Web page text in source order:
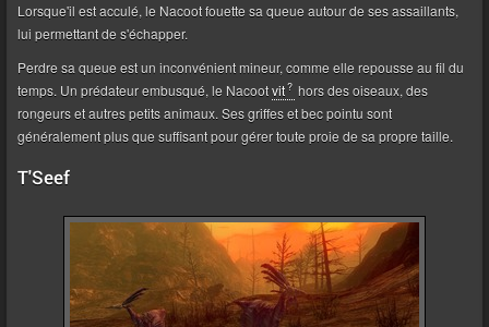
Lorsque'il est acculé, le Nacoot fouette sa queue autour de ses assaillants,
lui permettant de s'échapper.
Perdre sa queue est un inconvénient mineur, comme elle repousse au fil du
temps. Un prédateur embusqué, le Nacootvit
hors des oiseaux, des
rongeurs et autres petits animaux. Ses griffes et bec pointu sont
généralement plus que suffisant pour gérer toute proie de sa propre taille.
T'Seef